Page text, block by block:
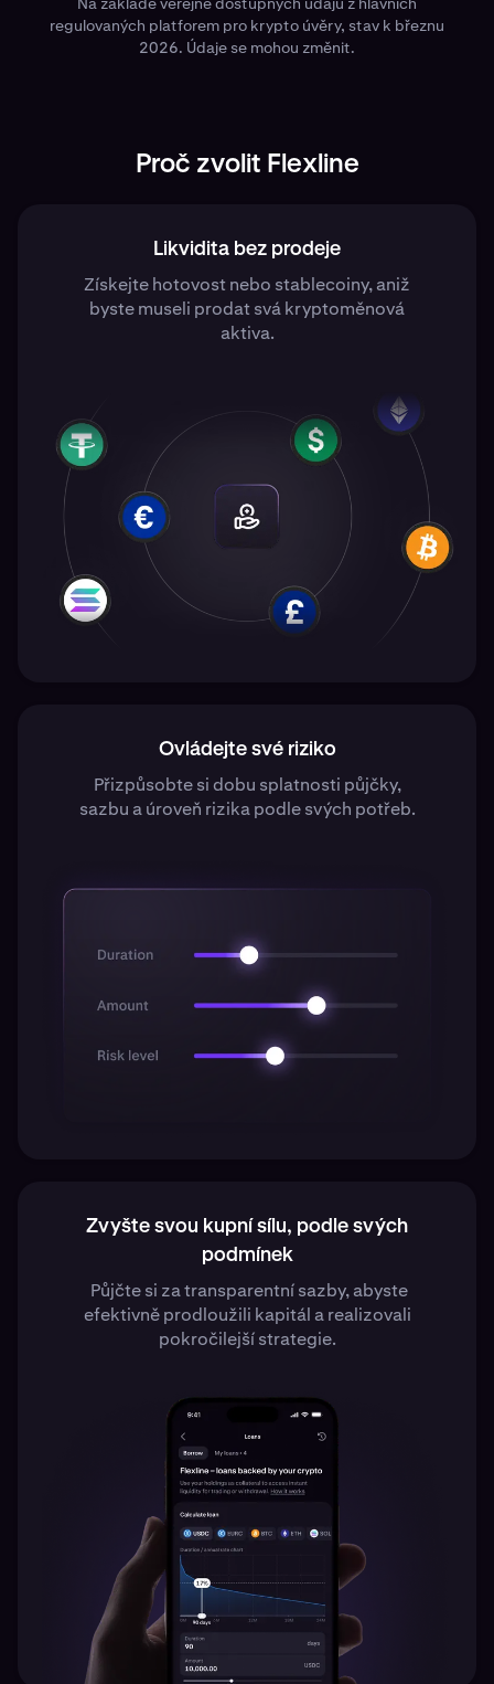
regulovaných platforem pro krypto úvěry, stav k březnu
2026. Údaje se mohou změnit.
Proč zvolit Flexline
Likvidita bez prodeje
Získejte hotovost nebo stablecoiny, aniž
byste museli prodat svá kryptoměnová
aktiva.
Ovládejte své riziko
Přizpůsobte si dobu splatnosti půjčky,
sazbu a úroveň rizika podle svých potřeb.
Zvyšte svou kupní sílu, podle svých
podmínek
Půjčte si za transparentní sazby, abyste
efektivně prodloužili kapitál a realizovali
pokročilejší strategie.